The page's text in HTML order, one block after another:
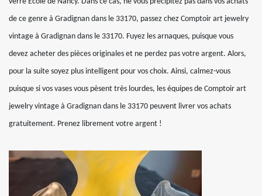
de ce genre à Gradignan dans le 33170, passez chez Comptoir art jewelry
vintage à Gradignan dans le 33170. Fuyez les arnaques, puisque vous
devez acheter des pièces originales et ne perdez pas votre argent. Alors,
pour la suite soyez plus intelligent pour vos choix. Ainsi, calmez-vous
puisque si vos vases vous pèsent très lourdes, les équipes de Comptoir art
jewelry vintage à Gradignan dans le 33170 peuvent livrer vos achats
gratuitement. Prenez librement votre argent !